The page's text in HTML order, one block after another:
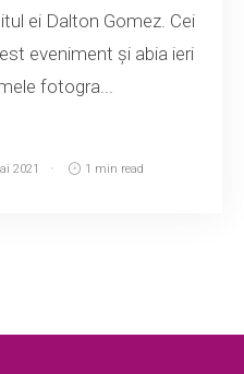
ei Dalton Gomez. Cei
eveniment și abia ieri
fotogra...
2021 1 min read